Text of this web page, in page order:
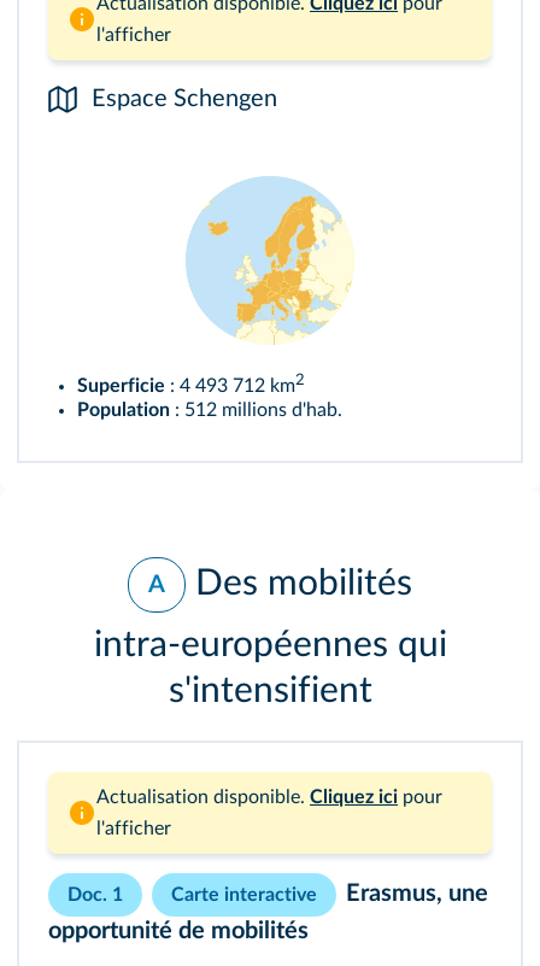
l'afficher
Espace Schengen
Superficie : 4 493 712 km2
Population : 512 millions d'hab.
A
Des mobilités
intra‑européennes qui
s'intensifient
Actualisation disponible. Cliquez ici pour
l'afficher
Doc. 1 Carte interactive
Erasmus, une
opportunité de mobilités